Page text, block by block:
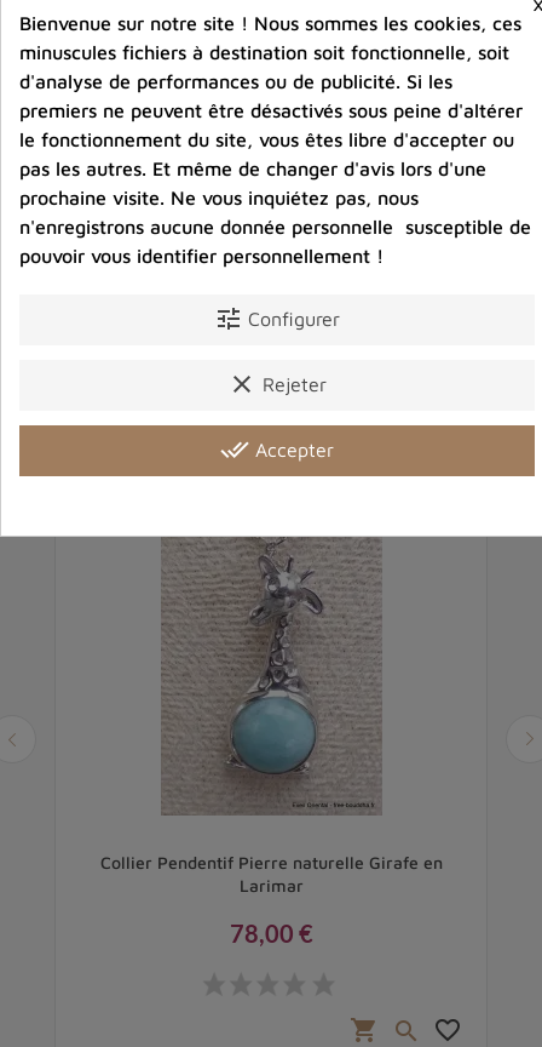
carbonique
Partager :
Détails du produit Avis clients
Vous aimerez aussi
Collier Pendentif Pierre naturelle Girafe en
Larimar
78,00 €
shopping_cart  favorite_border
Bienvenue sur notre site ! Nous sommes les cookies, ces
minuscules fichiers à destination soit fonctionnelle, soit
d'analyse de performances ou de publicité. Si les
premiers ne peuvent être désactivés sous peine d'altérer
le fonctionnement du site, vous êtes libre d'accepter ou
pas les autres. Et même de changer d'avis lors d'une
prochaine visite. Ne vous inquiétez pas, nous
n'enregistrons aucune donnée personnelle susceptible de
pouvoir vous identifier personnellement !
tune Configurer
clear Rejeter
done_all Accepter